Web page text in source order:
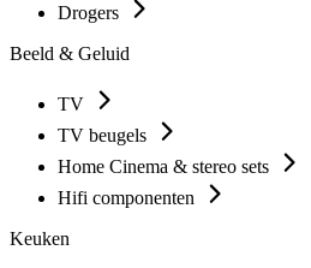
Drogers
Beeld & Geluid
TV
TV beugels
Home Cinema & stereo sets
Hifi componenten
Keuken